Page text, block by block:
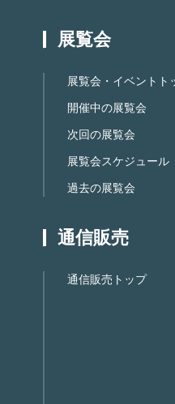
展覧会
展覧会・イベントト
開催中の展覧会
次回の展覧会
展覧会スケジュール
過去の展覧会
通信販売
通信販売トップ